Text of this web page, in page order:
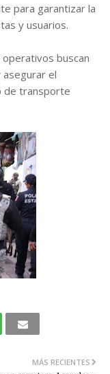
para garantizar la
y usuarios.
buscan
asegurar el
de transporte
MÁS RECIENTES